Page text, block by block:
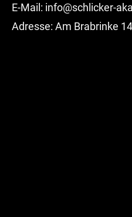
E-Mail: info@schlicker-
Adresse: Am Brabrinke